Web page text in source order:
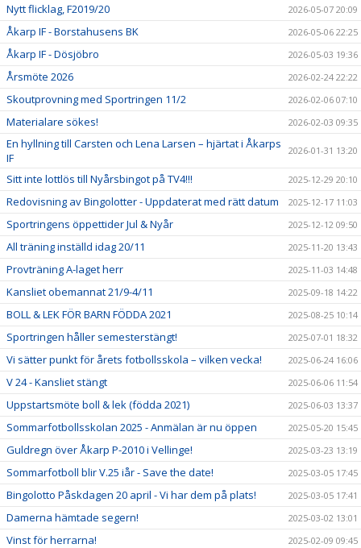
Nytt flicklag, F2019/20 2026-05-07 20:09
Åkarp IF - Borstahusens BK 2026-05-06 22:25
Åkarp IF - Dösjöbro 2026-05-03 19:36
Årsmöte 2026 2026-02-24 22:22
Skoutprovning med Sportringen 11/2 2026-02-06 07:10
Materialare sökes! 2026-02-03 09:35
En hyllning till Carsten och Lena Larsen – hjärtat i Åkarps
IF
2026-01-31 13:20
Sitt inte lottlös till Nyårsbingot på TV4!!! 2025-12-29 20:10
Redovisning av Bingolotter - Uppdaterat med rätt datum 2025-12-17 11:03
Sportringens öppettider Jul & Nyår 2025-12-12 09:50
All träning inställd idag 20/11 2025-11-20 13:43
Provträning A-laget herr 2025-11-03 14:48
Kansliet obemannat 21/9-4/11 2025-09-18 14:22
BOLL & LEK FÖR BARN FÖDDA 2021 2025-08-25 10:14
Sportringen håller semesterstängt! 2025-07-01 18:32
Vi sätter punkt för årets fotbollsskola – vilken vecka! 2025-06-24 16:06
V 24 - Kansliet stängt 2025-06-06 11:54
Uppstartsmöte boll & lek (födda 2021) 2025-06-03 13:37
Sommarfotbollsskolan 2025 - Anmälan är nu öppen 2025-05-20 15:45
Guldregn över Åkarp P-2010 i Vellinge! 2025-03-23 13:19
Sommarfotboll blir V.25 iår - Save the date! 2025-03-05 17:45
Bingolotto Påskdagen 20 april - Vi har dem på plats! 2025-03-05 17:41
Damerna hämtade segern! 2025-03-02 13:01
Vinst för herrarna! 2025-02-09 09:45